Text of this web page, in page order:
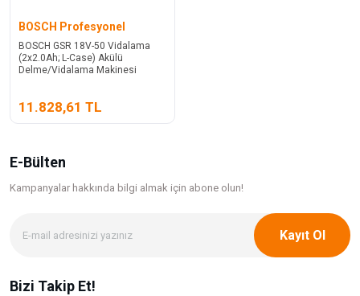
BOSCH Profesyonel
BOSCH GSR 18V-50 Vidalama
(2x2.0Ah; L-Case) Akülü
Delme/Vidalama Makinesi
11.828,61 TL
E-Bülten
Kampanyalar hakkında bilgi almak için abone olun!
Kayıt Ol
Bizi Takip Et!